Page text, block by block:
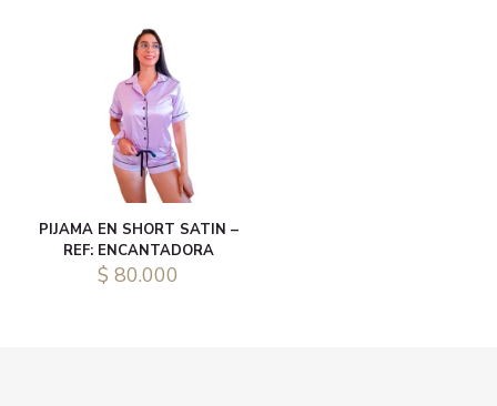
PIJAMA EN SHORT SATIN –
REF: ENCANTADORA
$ 80.000